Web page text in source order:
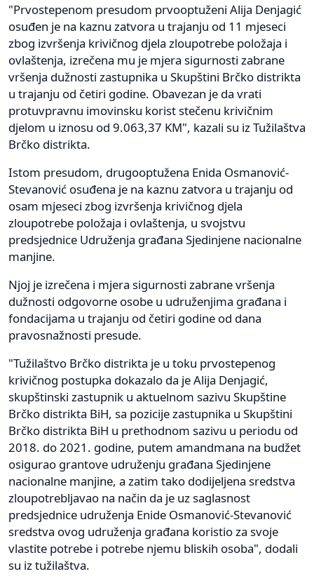
"Prvostepenom presudom prvooptuženi Alija Denjagić
osuđen je na kaznu zatvora u trajanju od 11 mjeseci
zbog izvršenja krivičnog djela zloupotrebe položaja i
ovlaštenja, izrečena mu je mjera sigurnosti zabrane
vršenja dužnosti zastupnika u Skupštini Brčko distrikta
u trajanju od četiri godine. Obavezan je da vrati
protuvpravnu imovinsku korist stečenu krivičnim
djelom u iznosu od 9.063,37 KM", kazali su iz Tužilaštva
Brčko distrikta.
Istom presudom, drugooptužena Enida Osmanović-
Stevanović osuđena je na kaznu zatvora u trajanju od
osam mjeseci zbog izvršenja krivičnog djela
zloupotrebe položaja i ovlaštenja, u svojstvu
predsjednice Udruženja građana Sjedinjene nacionalne
manjine.
Njoj je izrečena i mjera sigurnosti zabrane vršenja
dužnosti odgovorne osobe u udruženjima građana i
fondacijama u trajanju od četiri godine od dana
pravosnažnosti presude.
"Tužilaštvo Brčko distrikta je u toku prvostepenog
krivičnog postupka dokazalo da je Alija Denjagić,
skupštinski zastupnik u aktuelnom sazivu Skupštine
Brčko distrikta BiH, sa pozicije zastupnika u Skupštini
Brčko distrikta BiH u prethodnom sazivu u periodu od
2018. do 2021. godine, putem amandmana na budžet
osigurao grantove udruženju građana Sjedinjene
nacionalne manjine, a zatim tako dodijeljena sredstva
zloupotrebljavao na način da je uz saglasnost
predsjednice udruženja Enide Osmanović-Stevanović
sredstva ovog udruženja građana koristio za svoje
vlastite potrebe i potrebe njemu bliskih osoba", dodali
su iz tužilaštva.